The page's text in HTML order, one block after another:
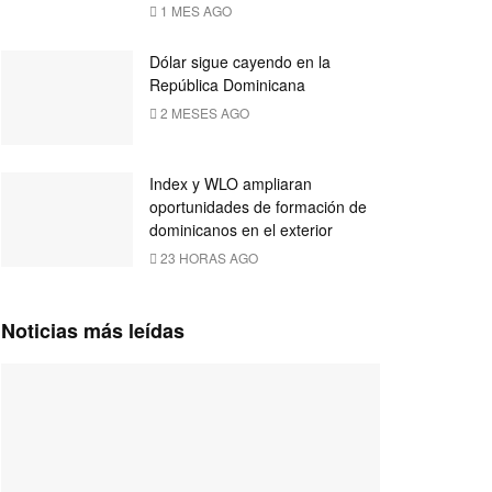
1 MES AGO
Dólar sigue cayendo en la
República Dominicana
2 MESES AGO
Index y WLO ampliaran
oportunidades de formación de
dominicanos en el exterior
23 HORAS AGO
Noticias más leídas